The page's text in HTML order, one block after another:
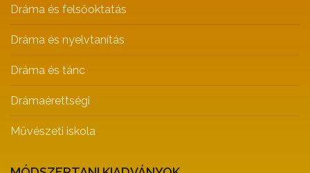
Dráma és felsőoktatás
Dráma és nyelvtanítás
Dráma és tánc
Drámaérettségi
Művészeti iskola